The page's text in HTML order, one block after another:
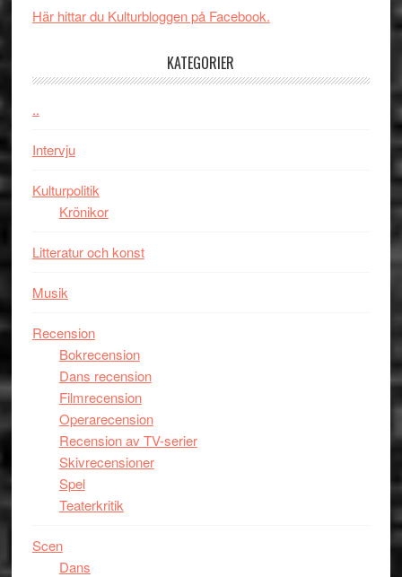
kan
Här hittar du Kulturbloggen på Facebook.
KATEGORIER
..
Intervju
Kulturpolitik
Krönikor
Litteratur och konst
Musik
Recension
Bokrecension
Dans recension
Filmrecension
Operarecension
Recension av TV-serier
Skivrecensioner
Spel
Teaterkritik
Scen
Dans